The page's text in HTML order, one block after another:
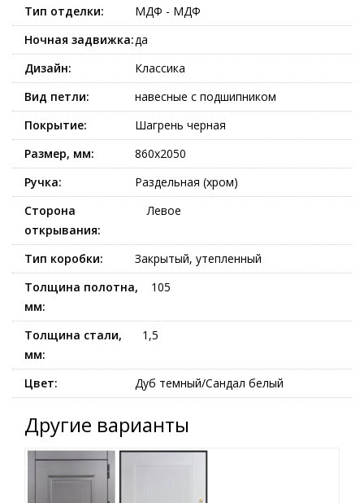
Тип отделки:
МДФ - МДФ
Ночная задвижка:да
Дизайн:
Классика
Вид петли:
навесные с подшипником
Покрытие:
Шагрень черная
Размер, мм:
860x2050
Ручка:
Раздельная (хром)
Сторона
открывания:
Левое
Тип коробки:
Закрытый, утепленный
Толщина полотна,
мм:
105
Толщина стали,
мм:
1,5
Цвет: Дуб темный/Сандал белый
Другие варианты